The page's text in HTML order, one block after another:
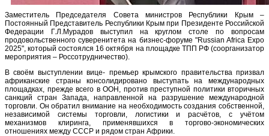
Заместитель Председателя Совета министров Республики Крым –
Постоянный Представитель Республики Крым при Президенте Российской
Федерации Г.Л.Мурадов выступил на круглом столе по вопросам
продовольственного суверенитета на бизнес-форуме "Russian Africa Expo
2025", который состоялся 16 октября на площадке ТПП РФ (соорганизатор
мероприятия – Россотрудничество).
В своём выступлении вице- премьер крымского правительства призвал
африканские страны консолидировано выступать на международных
площадках, прежде всего в ООН, против преступной политики вторичных
санкций стран Запада, направленной на разрушение международной
торговли. Он обратил внимание на необходимость создания собственной,
независимой системы торговли, логистики и расчётов, с учётом
механизмов клиринга, применявшихся в торгово-экономических
отношениях между СССР и рядом стран Африки.